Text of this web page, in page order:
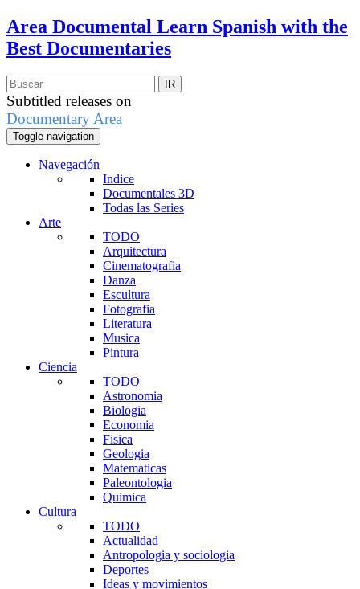
Area Documental Learn Spanish with the
Best Documentaries
Subtitled releases on
Documentary Area
Toggle navigation
Navegación
Indice
Documentales 3D
Todas las Series
Arte
TODO
Arquitectura
Cinematografia
Danza
Escultura
Fotografia
Literatura
Musica
Pintura
Ciencia
TODO
Astronomia
Biologia
Economia
Fisica
Geologia
Matematicas
Paleontologia
Quimica
Cultura
TODO
Actualidad
Antropologia y sociologia
Deportes
Ideas y movimientos